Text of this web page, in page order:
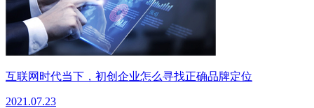
互联网时代当下，初创企业怎么寻找正确品牌定位
2021.07.23